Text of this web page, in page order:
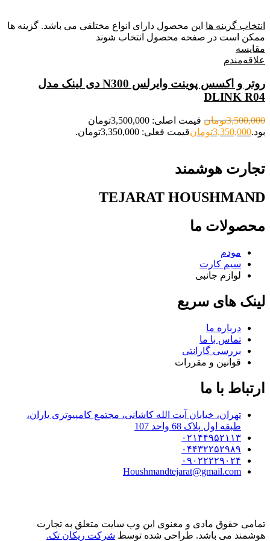
انتخاب گزینه ها این محصول دارای انواع مختلفی می باشد. گزینه ها
ممکن است در صفحه محصول انتخاب شوند
مقایسه
علاقه‌مندم
روتر و اکسس پوینت وایرلس N300 دی لینک مدل
DLINK R04
3,500,000تومان
قیمت اصلی: 3,500,000تومان
بود.3,350,000تومانقیمت فعلی: 3,350,000تومان.
تجارت هوشمند
TEJARAT HOUSHMAND
محصولات ما
مودم
سیم کارت
لوازم جانبی
لینک های سریع
درباره ما
تماس با ما
بررسی گارانتی
قوانین و مقررات
ارتباط با ما
تهران، خیابان آیت الله کاشانی، مجتمع کامپیوتری یاران،
طبقه اول پلاک 68 واحد 107
۰۲۱۴۴۹۵۲۱۱۳
۰۴۴۳۲۲۵۲۹۸۹
۰۹۰۲۲۲۲۹۰۲۴
Houshmandtejarat@gmail.com
تمامی حقوق مادی و معنوی این وب سایت متعلق به تجارت
هوشمند می باشد. طراحی شده توسط شرکت ریکان تک.